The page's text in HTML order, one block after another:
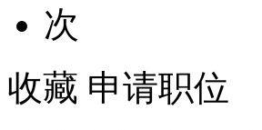
次
收藏 申请职位